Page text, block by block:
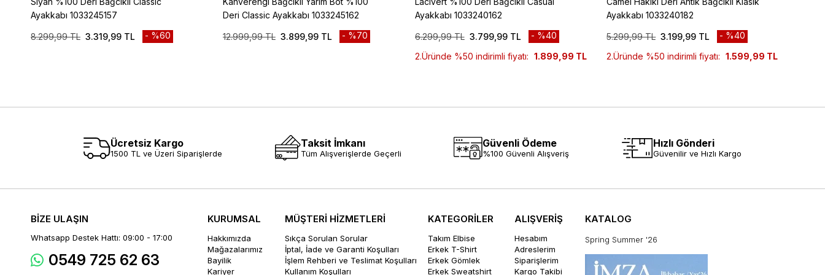
Ayakkabı 1033245157
3.319,99 TL
8.299,99 TL %60
Deri Classic Ayakkabı 1033245162
3.899,99 TL
12.999,99 TL %70
Ayakkabı 1033240162
3.799,99 TL
6.299,99 TL
%40
2.Üründe %50 indirimli fiyatı: 1.899,99 TL
Ayakkabı 1033240182
3.199,99 TL
5.299,99 TL
%40
2.Üründe %50 indirimli fiyatı:
1.599,99 TL
Ücretsiz Kargo
1500 TL ve Üzeri Siparişlerde
Taksit İmkanı
Tüm Alışverişlerde Geçerli
Güvenli Ödeme
%100 Güvenli Alışveriş
Hızlı Gönderi
Güvenilir ve Hızlı Kargo
BİZE ULAŞIN
Whatsapp Destek Hattı: 09:00 - 17:00
0549 725 62 63
KURUMSAL
Hakkımızda
Mağazalarımız
Bayilik
Kariyer
MÜŞTERİ HİZMETLERİ
Sıkça Sorulan Sorular
İptal, İade ve Garanti Koşulları
İşlem Rehberi ve Teslimat Koşulları
Kullanım Koşulları
KATEGORİLER
Takım Elbise
Erkek T-Shirt
Erkek Gömlek
Erkek Sweatshirt
ALIŞVERİŞ
Hesabım
Adreslerim
Siparişlerim
Kargo Takibi
KATALOG
Spring Summer '26